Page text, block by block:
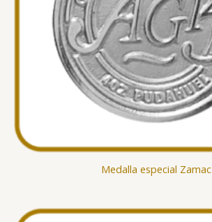
Medalla especial Zamac